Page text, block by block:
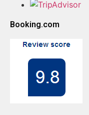
Booking.com